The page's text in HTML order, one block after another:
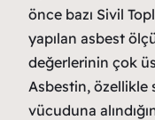
önce bazı Sivil
yapılan asbest
değerlerinin çok
Asbestin, özellikle
vücuduna